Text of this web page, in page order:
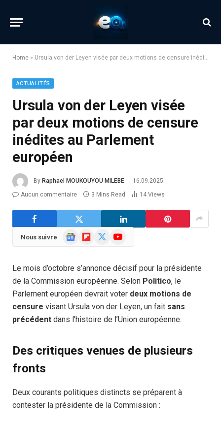
Home » Ursula von der Leyen visée par deux motions de censure inédites au Parlement européen
ACTUALITÉS
Ursula von der Leyen visée
par deux motions de censure
inédites au Parlement
européen
By Raphael MOUKOUYOU MILEBE
16.09.2025
Aucun commentaire
3 Mins Read 14 Views
Nous suivre
GoogleFlipboard YouTube
Le mois d’octobre s’annonce décisif pour la présidente
de la Commission européenne. Selon Politico, le
Parlement européen devrait voter deux motions de
censure visant Ursula von der Leyen, un fait sans
précédent dans l’histoire de l’Union européenne.
Des critiques venues de plusieurs
fronts
Deux courants politiques distincts se préparent à
contester la présidente de la Commission :